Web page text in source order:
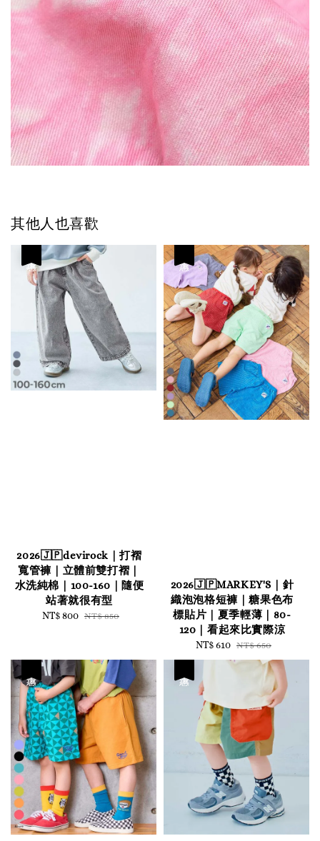
其他人也喜歡
2026🇯🇵devirock｜打褶
寬管褲｜立體前雙打褶｜
水洗純棉｜100-160｜隨便
站著就很有型
Sale
NT$ 800 Regular
NT$ 850
2026🇯🇵MARKEY'S｜針
織泡泡格短褲｜糖果色布
標貼片｜夏季輕薄｜80-
120｜看起來比實際涼
Sale
price
NT$ 610 Regular
price
NT$ 650